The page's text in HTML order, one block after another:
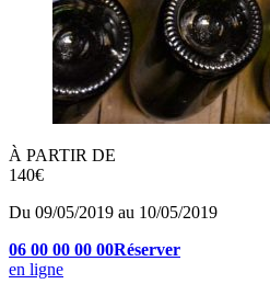
À PARTIR DE
140€
Du 09/05/2019 au 10/05/2019
06 00 00 00 00Réserver
en ligne